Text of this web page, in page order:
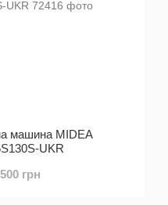
машина MIDEA
UKR
грн